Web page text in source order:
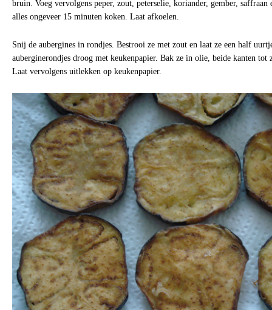
bruin. Voeg vervolgens peper, zout, peterselie, koriander, gember, saffraan
alles ongeveer 15 minuten koken. Laat afkoelen.
Snij de aubergines in rondjes. Bestrooi ze met zout en laat ze een half
auberginerondjes droog met keukenpapier. Bak ze in olie, beide kanten
Laat vervolgens uitlekken op keukenpapier.